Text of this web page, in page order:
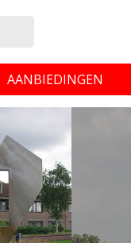
AANBIEDINGEN